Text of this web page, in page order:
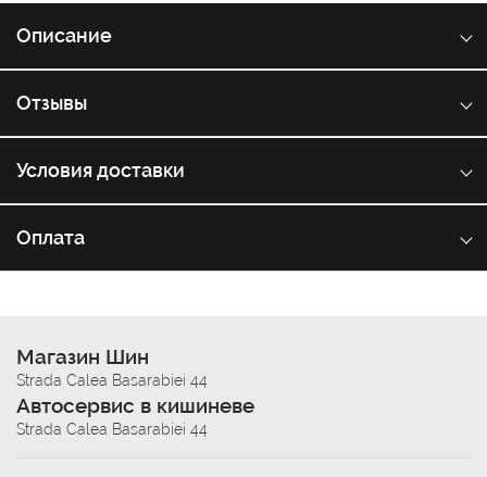
Описание
Отзывы
Условия доставки
Оплата
Магазин Шин
Strada Calea Basarabiei 44
Автосервис в кишиневе
Strada Calea Basarabiei 44